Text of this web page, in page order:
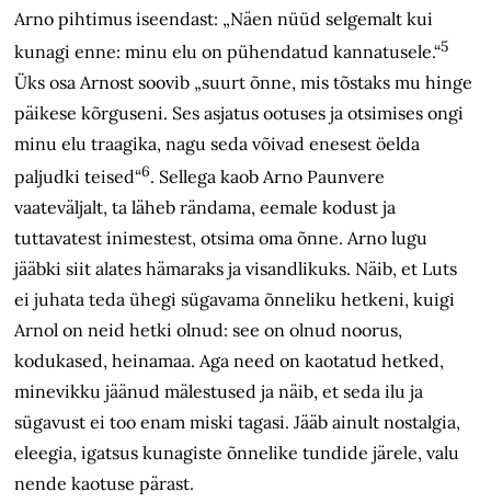
Arno pihtimus iseendast: „Näen nüüd selgemalt kui
kunagi enne: minu elu on pühendatud kannatusele.“5
Üks osa Arnost soovib „suurt õnne, mis tõstaks mu hinge
päikese kõrguseni. Ses asjatus ootuses ja otsimises ongi
minu elu traagika, nagu seda võivad enesest öelda
paljudki teised“6. Sellega kaob Arno Paunvere
vaateväljalt, ta läheb rändama, eemale kodust ja
tuttavatest inimestest, otsima oma õnne. Arno lugu
jääbki siit alates hämaraks ja visandlikuks. Näib, et Luts
ei juhata teda ühegi sügavama õnneliku hetkeni, kuigi
Arnol on neid hetki olnud: see on olnud noorus,
kodukased, heinamaa. Aga need on kaotatud hetked,
minevikku jäänud mälestused ja näib, et seda ilu ja
sügavust ei too enam miski tagasi. Jääb ainult nostalgia,
eleegia, igatsus kunagiste õnnelike tundide järele, valu
nende kaotuse pärast.